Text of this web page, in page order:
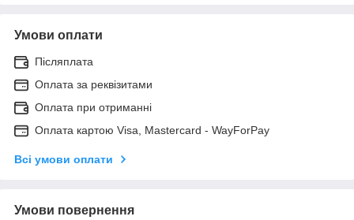
Умови оплати
Післяплата
Оплата за реквізитами
Оплата при отриманні
Оплата картою Visa, Mastercard - WayForPay
Всі умови оплати
Умови повернення